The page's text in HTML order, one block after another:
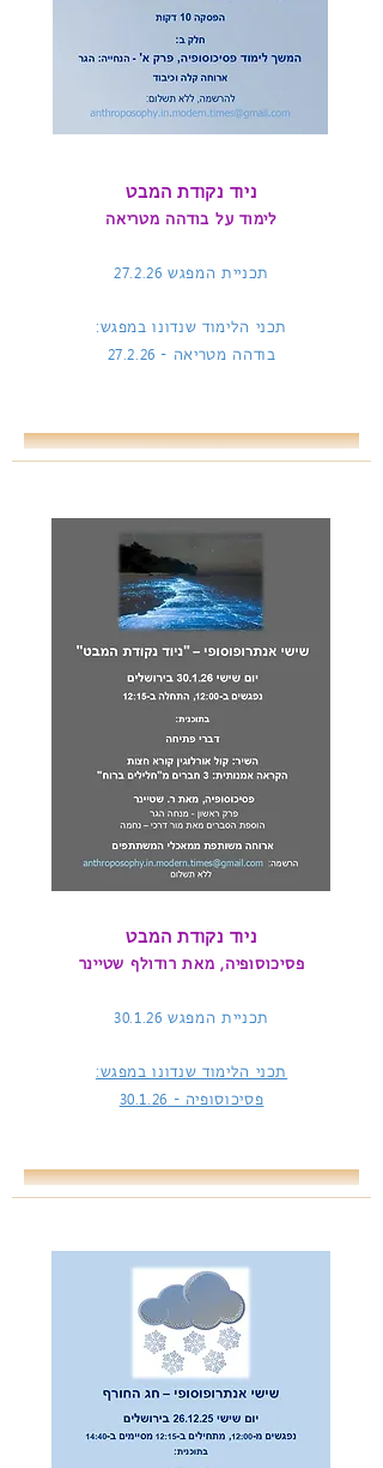
ניוד נקודת המבט
לימוד על בודהה מטריאה
תכניית המפגש 27.2.26
תכני הלימוד שנדונו במפגש:
בודהה מטריאה - 27.2.26
ניוד נקודת המבט
פסיכוסופיה, מאת רודולף שטיינר
תכניית המפגש 30.1.26
תכני הלימוד שנדונו במפגש:
פסיכוסופיה - 30.1.26